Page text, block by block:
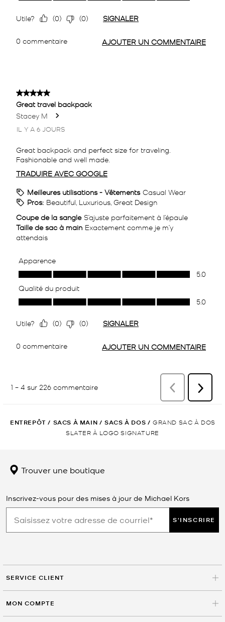
ENTREPÔT / SACS À MAIN / SACS À DOS / GRAND SAC À DOS
SLATER À LOGO SIGNATURE
Trouver une boutique
Inscrivez-vous pour des mises à jour de Michael Kors
S'INSCRIRE
SERVICE CLIENT
MON COMPTE